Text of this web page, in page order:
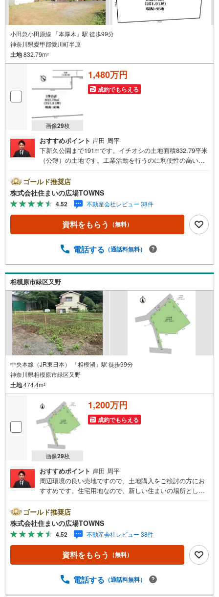
小田急小田原線 「本厚木」駅 徒歩99分
神奈川県愛甲郡愛川町半原
土地832.79m2
画像29枚
1,480万円
成約でもらえる
おすすめポイント 岸田 周平
下新久公園まで191mです。イチオシの土地面積832.79平米
（公簿）の土地です。工業活動を行うのに利便性の高い工
境の悪化をもたらす恐れのない工業の増進を図る地域で
す。売地をお探しの方に是非見て頂きたいイチオシの土地
です。【年中無休/9:00～21:00】人気物件は特にお問い合
わせが集中するため、お早めにお電話下さい。「室内・現
地を見学する」ボタンよりご予約頂くとご見学がスムーズ
です。■その他、各種ご相談も承っております。○住宅ロー
場TOWNSからお客様へ経験豊富なスタッフが親身になって
物件も併せてご紹介可能ですのでお気軽にお問い合わせ下
さい♪駐車場もございますので、お車でのお越しも大歓迎
です！
ゴールド推奨店
株式会社住まいの広場TOWNS
4.52 不動産会社レビュー 38件
資料をもらう （無料）
電話する （通話料無料）
相模原市緑区又野
中央本線（JR東日本） 「相模湖」駅 徒歩99分
神奈川県相模原市緑区又野
土地474.4m2
画像29枚
1,200万円
成約でもらえる
おすすめポイント 岸田 周平
周辺環境の良い売地ですので、土地購入をご検討の方にお
すすめです。住宅用地なので、新しい住まいの場所として
【年中無休/9:00～21:00】人気物件は特にお問い合わせが
集中するため、お早めにお電話下さい。「室内・現地を見
学する」ボタンよりご予約頂くとご見学がスムーズです。■
その他、各種ご相談も承っております。○住宅ローンのご相
談○ライフプランのシミュレーション■住まいの広場TOWN
Sからお客様へ経験豊富なスタッフが親身になってお客様
併せてご紹介可能ですのでお気軽にお問い合わせ下さい♪
ゴールド推奨店
株式会社住まいの広場TOWNS
4.52 不動産会社レビュー 38件
資料をもらう （無料）
電話する （通話料無料）